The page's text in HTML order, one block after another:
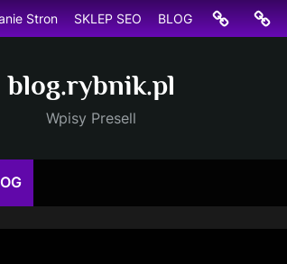
Stron SKLEP SEO BLOG
Strona
głównaStron
blog.rybnik.pl
Wpisy Presell